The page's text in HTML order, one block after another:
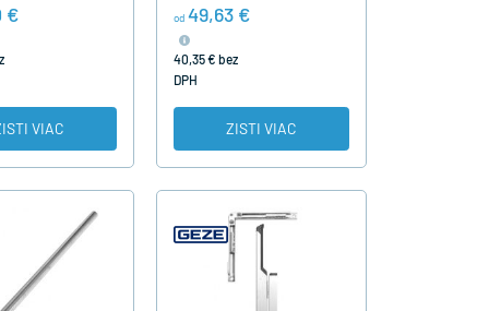
sa montuje
parapetu do
a…
€
VIAC
sa pre flexibilné tiahlo pre
všetky dľžky. Príslušenstvo
k…
od 49,63 €
40,35 € bez
DPH
ZISTI VIAC